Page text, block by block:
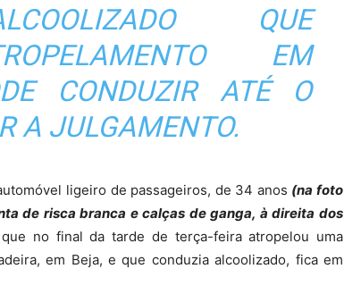
QUE
EM
CONDUZIR ATÉ O
A JULGAMENTO.
ligeiro de passageiros, de 34 anos (na foto
de risca branca e calças de ganga, à direita dos
no final da tarde de terça-feira atropelou uma
em Beja, e que conduzia alcoolizado, fica em